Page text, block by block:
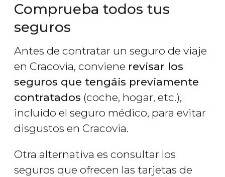
Comprueba todos tus
seguros
Antes de contratar un seguro de viaje
en Cracovia, conviene revisar los
seguros que tengáis previamente
contratados (coche, hogar, etc.),
incluido el seguro médico, para evitar
disgustos en Cracovia.
Otra alternativa es consultar los
seguros que ofrecen las tarjetas de